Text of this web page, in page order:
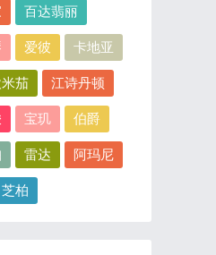
百达翡丽
爱彼 卡地亚
茄 江诗丹顿
宝玑 伯爵
雷达 阿玛尼
芝柏